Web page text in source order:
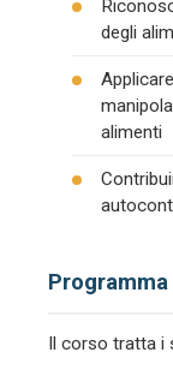
degli
alimenti
Il corso tratta i